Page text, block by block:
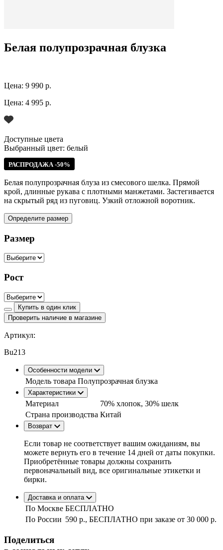
Белая полупрозрачная блузка
Цена: 9 990 р.
Цена: 4 995 р.
Доступные цвета
Выбранный цвет: белый
РАСПРОДАЖА -50%
Белая полупрозрачная блуза из смесового шелка. Прямой
крой, длинные рукава с плотными манжетами. Застегивается
на скрытый ряд из пуговиц. Узкий отложной воротник.
Определите размер
Размер
Рост
Купить в один клик
Проверить наличие в магазине
Артикул:
Bu213
Особенности модели
Модель товара Полупрозрачная блузка
Характеристики
Материал
70% хлопок, 30% шелк
Страна производства Китай
Возврат
Если товар не соответствует вашим ожиданиям, вы
можете вернуть его в течение 14 дней от даты покупки.
Приобретённые товары должны сохранить
первоначальный вид, все оригинальные этикетки и
бирки.
Доставка и оплата
По Москве БЕСПЛАТНО
По России 590 р., БЕСПЛАТНО при заказе от 30 000 р.
Поделиться